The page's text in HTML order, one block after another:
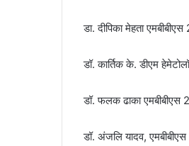
डा. दीपिका मेहता
डॉ. कार्तिक के. डीएम
डॉ. फलक ढाका एमबीबीएस
डॉ. अंजलि यादव,